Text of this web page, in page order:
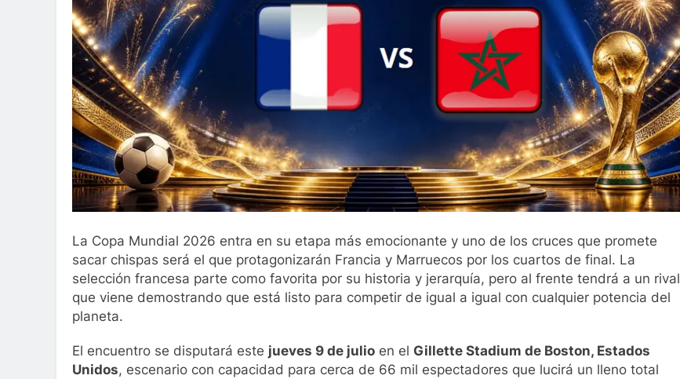
La Copa Mundial 2026 entra en su etapa más emocionante y uno de los cruces que promete
sacar chispas será el que protagonizarán Francia y Marruecos por los cuartos de final. La
selección francesa parte como favorita por su historia y jerarquía, pero al frente tendrá a un rival
que viene demostrando que está listo para competir de igual a igual con cualquier potencia del
planeta.
El encuentro se disputará este jueves 9 de julio en el Gillette Stadium de Boston, Estados
Unidos, escenario con capacidad para cerca de 66 mil espectadores que lucirá un lleno total